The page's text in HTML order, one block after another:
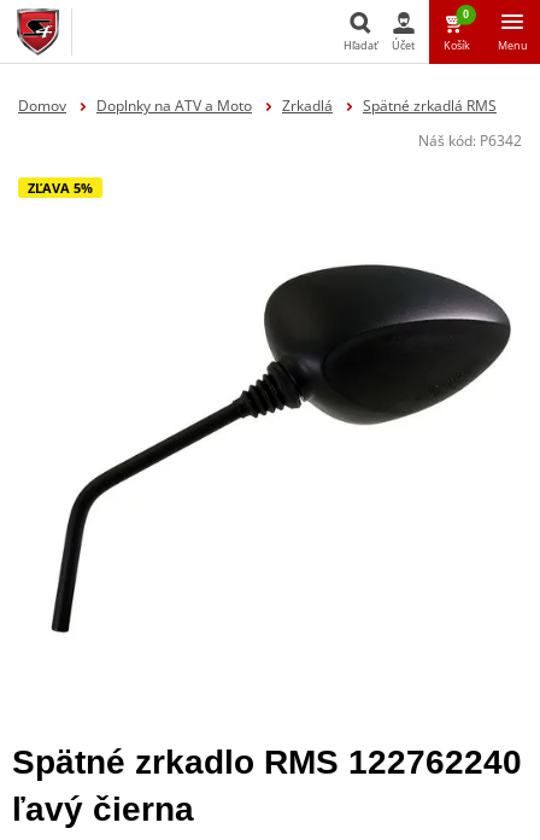
Hľadať
Hľadať Účet
0
Košík Menu
Domov Doplnky na ATV a Moto Zrkadlá
Spätné zrkadlá RMS
Náš kód: P6342
ZĽAVA 5%
Spätné zrkadlo RMS 122762240
ľavý čierna